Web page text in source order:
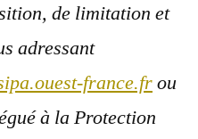
de limitation et
adressant
france.frou
à la Protection